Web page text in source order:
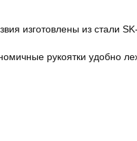
изготовлены из стали
рукоятки удобно